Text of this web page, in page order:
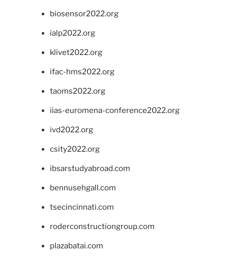
biosensor2022.org
ialp2022.org
klivet2022.org
ifac-hms2022.org
taoms2022.org
iias-euromena-conference2022.org
ivd2022.org
csity2022.org
ibsarstudyabroad.com
bennusehgall.com
tsecincinnati.com
roderconstructiongroup.com
plazabatai.com